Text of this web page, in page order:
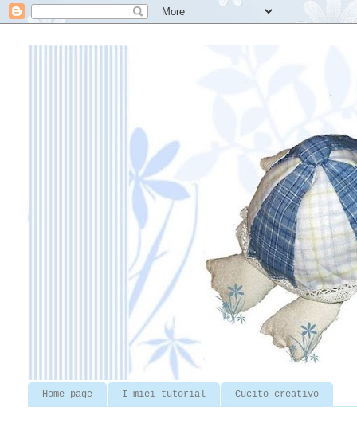
Home page I miei tutorial Cucito creativo